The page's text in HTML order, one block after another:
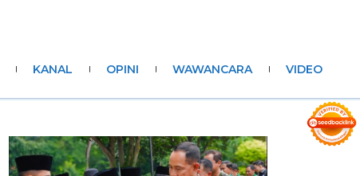
KANAL OPINI WAWANCARA VIDEO